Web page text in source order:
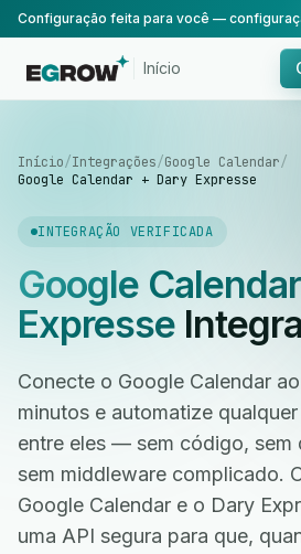
Início
Início/Integrações/Google Calendar/
Google Calendar + Dary Expresse
INTEGRAÇÃO VERIFICADA
Google Calendar
Expresse
Conecte o Google Calendar
minutos e automatize
entre eles — sem código, sem
sem middleware complicado.
Google Calendar e o Dary
uma API segura para que,